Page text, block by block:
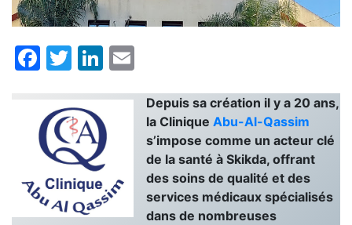
Facebook
TwitterLinkedIn
Depuis sa création il y a 20 ans,
la Clinique Abu-Al-Qassim
s’impose comme un acteur clé
de la santé à Skikda, offrant
des soins de qualité et des
services médicaux spécialisés
dans de nombreuses